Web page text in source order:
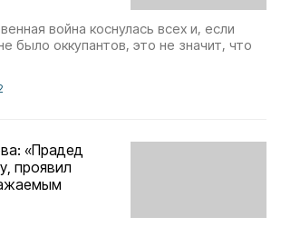
война коснулась всех и, если
было оккупантов, это не значит, что
«Прадед
проявил